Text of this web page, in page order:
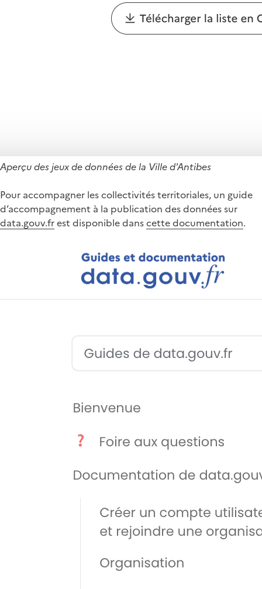
Aperçu des jeux de données de la Ville d'Antibes
Pour accompagner les collectivités territoriales, un guide
d’accompagnement à la publication des données sur
data.gouv.frest disponible danscette documentation.